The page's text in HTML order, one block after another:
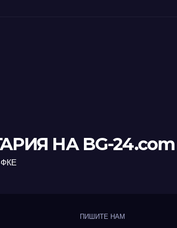
НА BG-24.com
ПИШИТЕ НАМ